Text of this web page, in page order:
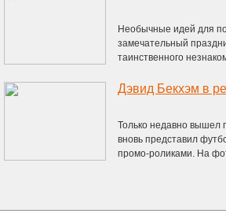
Необычные идей для
замечательный
таинственного
Дэвид Бекхэм в
Только недавно вышел
вновь представил
промо-роликами. На